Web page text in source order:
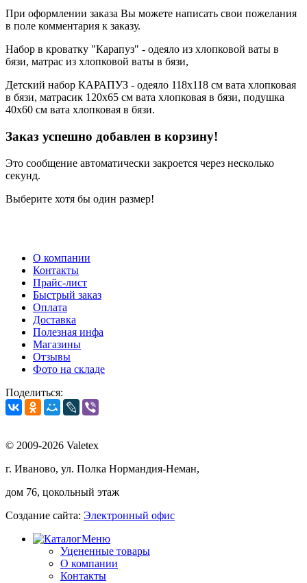
При оформлении заказа Вы можете написать свои пожелания
в поле комментария к заказу.
Набор в кроватку "Карапуз" - одеяло из хлопковой ваты в
бязи, матрас из хлопковой ваты в бязи,
Детский набор КАРАПУЗ - одеяло 118х118 см вата хлопковая
в бязи, матрасик 120х65 см вата хлопковая в бязи, подушка
40х60 см вата хлопковая в бязи.
Заказ успешно добавлен в корзину!
Это сообщение автоматически закроется через несколько
секунд.
Выберите хотя бы один размер!
О компании
Контакты
Прайс-лист
Быстрый заказ
Оплата
Доставка
Полезная инфа
Магазины
Отзывы
Фото на складе
Поделиться:
© 2009-2026 Valetex
г. Иваново, ул. Полка Нормандия-Неман,
дом 76, цокольный этаж
Создание сайта: Электронный офис
Меню
Уцененные товары
О компании
Контакты